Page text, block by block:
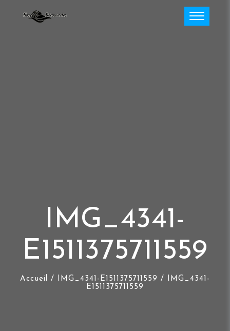
IMG_4341-
E1511375711559
Accueil / IMG_4341-E1511375711559 / IMG_4341-
E1511375711559